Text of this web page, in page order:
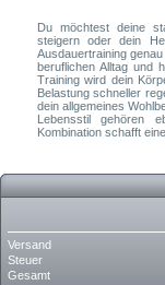
Du möchtest deine
steigern oder dein
Ausdauertraining
beruflichen Alltag und
Training wird dein
Belastung schneller
dein allgemeines
Lebensstil gehören
Kombination schafft
Versand
Steuer
Gesamt